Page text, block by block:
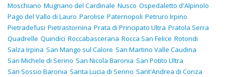
Moschiano Mugnano del Cardinale Nusco Ospedaletto d'Alpinolo
Pago del Vallo di Lauro Parolise Paternopoli Petruro Irpino
Pietradefusi Pietrastornina Prata di Principato Ultra Pratola Serra
Quadrelle Quindici Roccabascerana Rocca San Felice Rotondi
Salza Irpina San Mango sul Calore San Martino Valle Caudina
San Michele di Serino San Nicola Baronia San Potito Ultra
San Sossio Baronia Santa Lucia di Serino Sant'Andrea di Conza